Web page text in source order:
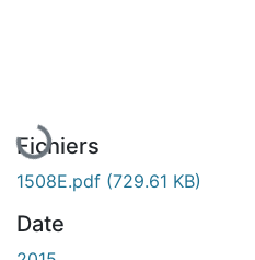
En cours de chargement...
Fichiers
1508E.pdf (729.61 KB)
Date